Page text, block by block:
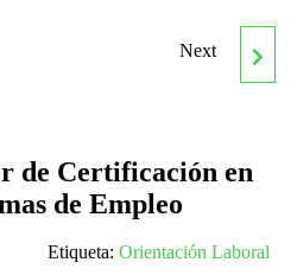
PROGRAMA SUPERIOR
PSICOLOGÍA INFANTIL
Next
de Certificación en
de Empleo
Etiqueta: Orientación Laboral